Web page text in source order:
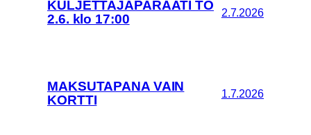
KULJETTAJAPARAATI TO
2.6. klo 17:00
2.7.2026
MAKSUTAPANA VAIN
KORTTI
1.7.2026